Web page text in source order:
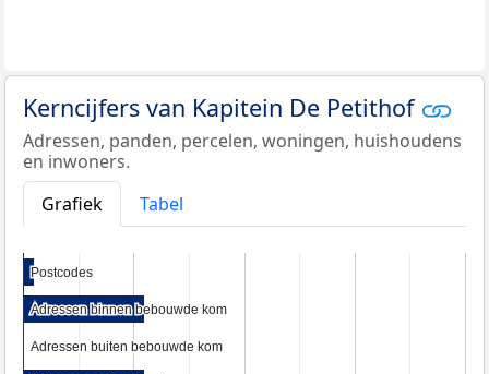
Kerncijfers van Kapitein De Petithof
Adressen, panden, percelen, woningen, huishoudens
en inwoners.
Grafiek
Tabel
Postcodes
Postcodes
Adressen binnen bebouwde kom
Adressen binnen bebouwde kom
Adressen buiten bebouwde kom
Adressen buiten bebouwde kom